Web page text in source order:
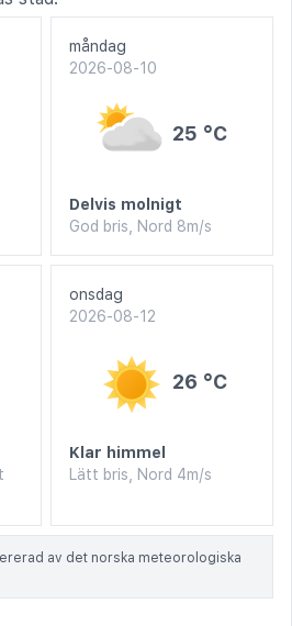
måndag
2026-08-10
25 °C
Delvis molnigt
God bris, Nord 8m/s
onsdag
2026-08-12
26 °C
Klar himmel
Lätt bris, Nord 4m/s
av det norska meteorologiska